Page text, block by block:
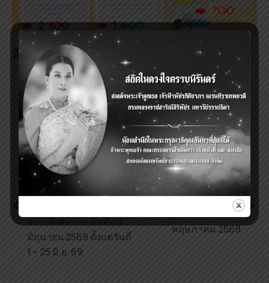
Previous
ประชาสัมพันธ์เปิดรับ
สมัครกองล้านที่ 2
มิถุนายน 2569 ตั้งแต่วันที่
1 – 25 มิ.ย. 69
Next
รายการย่อแสดงสินทรัพย์
และหนี้สิน ณ วันที่ 31
พฤษภาคม 2569